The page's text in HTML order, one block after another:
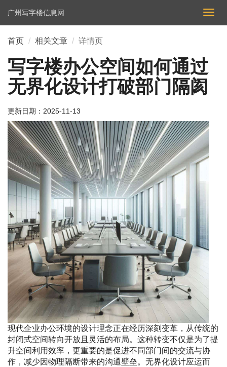
切
换
广州写字楼信息网
首页 相关文章 详情页
写字楼办公空间如何通过
无界化设计打破部门隔阂
更新日期： 2025-11-13
现代企业办公环境的设计理念正在经历深刻变革，从传统的
封闭式空间转向开放且灵活的布局。这种转变不仅是为了提
升空间利用效率，更重要的是促进不同部门间的交流与协
作，减少因物理隔断带来的沟通壁垒。无界化设计应运而